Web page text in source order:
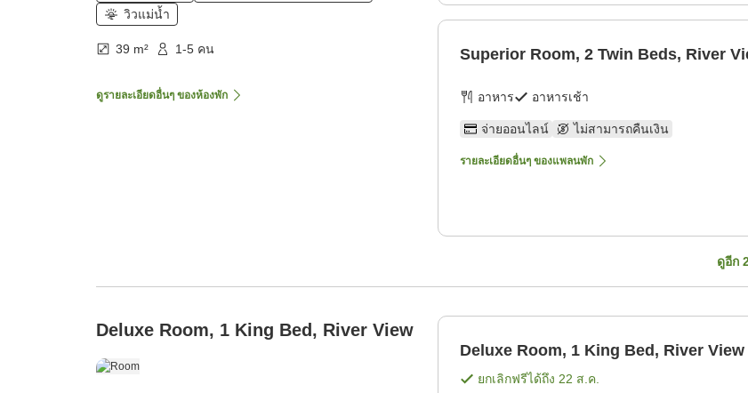
วิวแม่น้ำ
39 m² 1-5 คน
ดูรายละเอียดอื่นๆ ของห้องพัก
Superior Room, 2 Twin Beds, River
อาหาร อาหารเช้า
จ่ายออนไลน์ ไม่สามารถคืนเงิน
รายละเอียดอื่นๆ ของแพลนพัก
ดูอีก
Deluxe Room, 1 King Bed, River View
Deluxe Room, 1 King Bed, River View
ยกเลิกฟรีได้ถึง 22 ส.ค.